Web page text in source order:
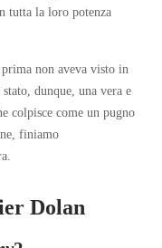
tutta la loro potenza
non aveva visto in
dunque, una vera e
colpisce come un pugno
finiamo
Dolan